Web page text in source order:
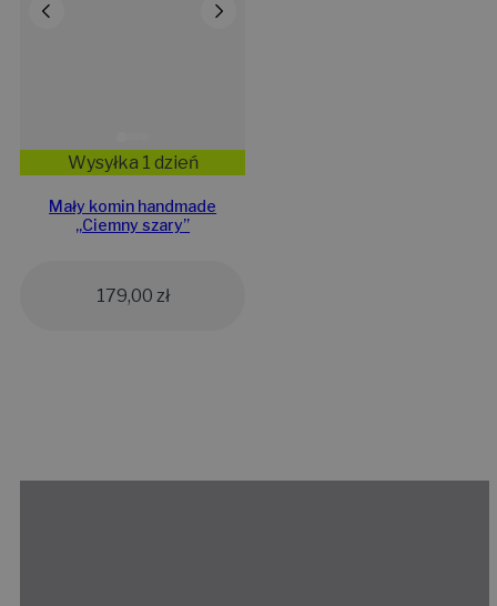
Wysyłka 1 dzień
Mały komin handmade
„Ciemny szary”
179,00 zł